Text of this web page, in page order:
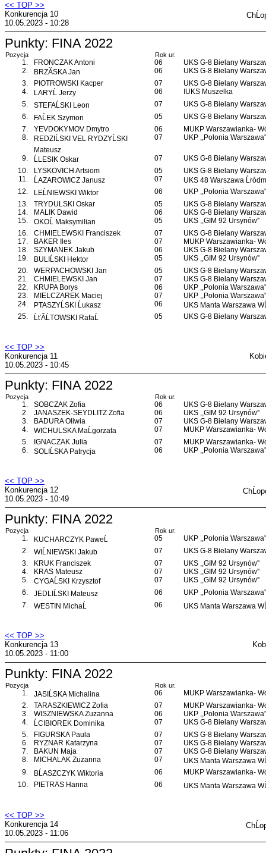
<< TOP >>
Konkurencja 10
10.05.2023 - 10:28
Punkty: FINA 2022
Pozycja Rok ur.
1. FRONCZAK Antoni 06
UKS G-8 Bielany
2.
BRZĂSKA Jan 06
UKS G-8 Bielany
3.
PIOTROWSKI Kacper 07
UKS G-8 Bielany
4.
LARYĹ Jerzy 06
IUKS Muszelka
5.
STEFAĹSKI Leon 07
UKS G-8 Bielany
6.
FAĹEK Szymon 05
UKS G-8 Bielany
7.
YEVDOKYMOV Dmytro 06
MUKP Warszawianka-
8.
REDZIĹSKI VEL RYDZYĹSKI
Mateusz
07 UKP ,,Polonia Warszawa''
9. ĹLESIK Oskar 07
UKS G-8 Bielany
10.
LYSKOVICH Artsiom 05
UKS G-8 Bielany
11.
ĹAZAROWICZ Janusz 07
UKS 48 Warszawa
12.
LEĹNIEWSKI Wiktor 06
UKP ,,Polonia Warszawa''
13.
TRYDULSKI Oskar 05
UKS G-8 Bielany
14.
MALIK Dawid 06
UKS G-8 Bielany
15.
OKOĹ Maksymilian 05
UKS ,,GIM 92 Ursynów''
16.
CHMIELEWSKI Franciszek 07
UKS G-8 Bielany
17.
BAKER Iles 07
MUKP Warszawianka-
18.
SZYMANEK Jakub 06
UKS G-8 Bielany
19.
BULIĹSKI Hektor 05
UKS ,,GIM 92 Ursynów''
20.
WERPACHOWSKI Jan 05
UKS G-8 Bielany
21.
CHMIELEWSKI Jan 07
UKS G-8 Bielany
22.
KRUPA Borys 06
UKP ,,Polonia Warszawa''
23.
MIELCZAREK Maciej 07
UKP ,,Polonia Warszawa''
24.
PTASZYĹSKI Ĺukasz 06
UKS Manta Warszawa
25.
ĹťĂĹTOWSKI RafaĹ 05 UKS G-8 Bielany
<< TOP >>
Konkurencja 11
10.05.2023 - 10:45
Punkty: FINA 2022
Pozycja Rok ur.
1. SOBCZAK Zofia 06
UKS G-8 Bielany
2.
JANASZEK-SEYDLITZ Zofia 06
UKS ,,GIM 92 Ursynów''
3.
BADURA Oliwia 07
UKS G-8 Bielany
4.
WICHULSKA MaĹgorzata 07
MUKP Warszawianka-
5.
IGNACZAK Julia 07
MUKP Warszawianka-
6.
SOLIĹSKA Patrycja 06 UKP ,,Polonia Warszawa''
<< TOP >>
Konkurencja 12
10.05.2023 - 10:49
Punkty: FINA 2022
Pozycja Rok ur.
1. KUCHARCZYK PaweĹ 05
UKP ,,Polonia Warszawa''
2.
WIĹNIEWSKI Jakub 07
UKS G-8 Bielany
3.
KRUK Franciszek 07
UKS ,,GIM 92 Ursynów''
4.
KRAS Mateusz 07
UKS ,,GIM 92 Ursynów''
5.
CYGAĹSKI Krzysztof 07
UKS ,,GIM 92 Ursynów''
6.
JEDLIĹSKI Mateusz 06
UKP ,,Polonia Warszawa''
7.
WESTIN MichaĹ 06 UKS Manta Warszawa
<< TOP >>
Konkurencja 13
10.05.2023 - 11:00
Punkty: FINA 2022
Pozycja Rok ur.
1. JASIĹSKA Michalina 06
MUKP Warszawianka-
2.
TARASZKIEWICZ Zofia 07
MUKP Warszawianka-
3.
WISZNIEWSKA Zuzanna 06
UKP ,,Polonia Warszawa''
4.
ĹCIBIOREK Dominika 07
UKS G-8 Bielany
5.
FIGURSKA Paula 07
UKS G-8 Bielany
6.
RYZNAR Katarzyna 07
UKS G-8 Bielany
7.
BAKUN Maja 07
UKS G-8 Bielany
8.
MICHALAK Zuzanna 07
UKS Manta Warszawa
9.
BĹASZCZYK Wiktoria 06
MUKP Warszawianka-
10.
PIETRAS Hanna 06 UKS Manta Warszawa
<< TOP >>
Konkurencja 14
10.05.2023 - 11:06